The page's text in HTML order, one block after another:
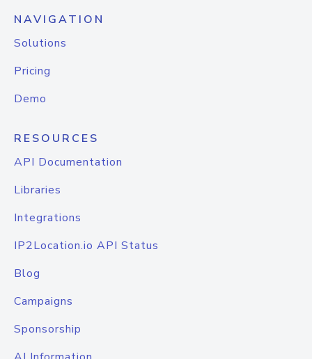
NAVIGATION
Solutions
Pricing
Demo
RESOURCES
API Documentation
Libraries
Integrations
IP2Location.io API Status
Blog
Campaigns
Sponsorship